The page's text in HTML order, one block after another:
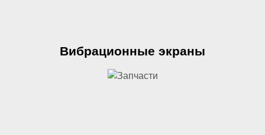
Вибрационные экраны